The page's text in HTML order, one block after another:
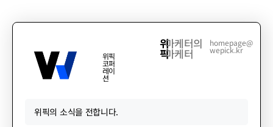
위픽
코퍼
레이
션
위
픽
마케터의
마케터
homepage@
wepick.kr
위픽의 소식을 전합니다.